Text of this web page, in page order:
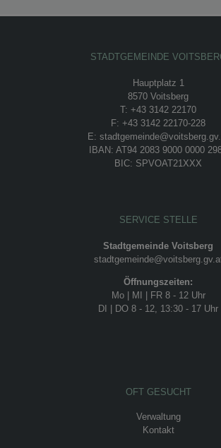
STADTGEMEINDE
Hauptplatz 1
8570 Voitsberg
T: +43 3142 22170
F: +43 3142 22170-228
E:
IBAN: AT94 2083 9000 0000
BIC: SPVOAT21XXX
SERVICE STELLE
Stadtgemeinde Voitsberg
Öffnungszeiten:
Mo | MI | FR 8 - 12 Uhr
DI | DO 8 - 12, 13:30 - 17 Uhr
OFT GESUCHT
Verwaltung
Kontakt